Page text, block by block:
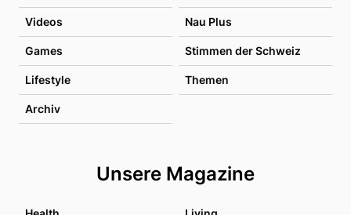
Videos Nau Plus
Games Stimmen der Schweiz
Lifestyle Themen
Archiv
Unsere Magazine